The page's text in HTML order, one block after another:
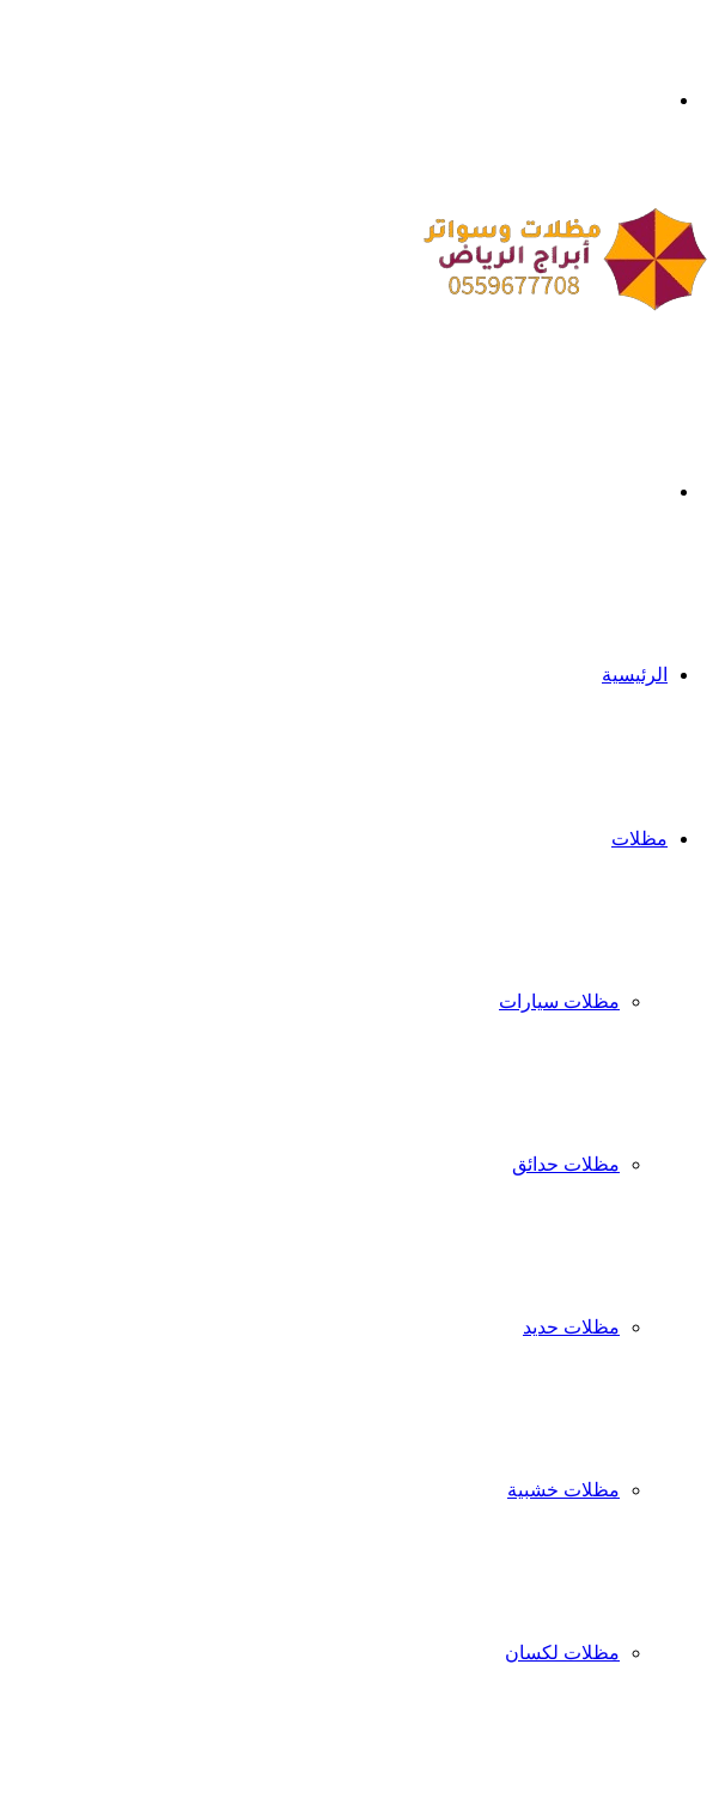
عن
الرئيسية
مظلات
مظلات سيارات
مظلات حدائق
مظلات حديد
مظلات خشبية
مظلات لكسان